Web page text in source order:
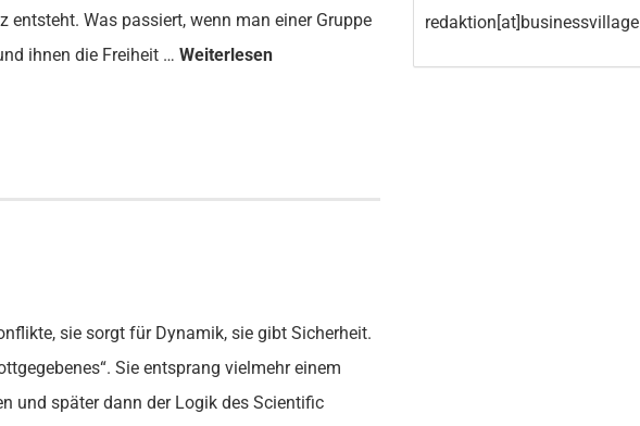
entsteht. Was passiert, wenn man einer Gruppe
ihnen die Freiheit … Weiterlesen
sie sorgt für Dynamik, sie gibt Sicherheit.
Sie entsprang vielmehr einem
und später dann der Logik des Scientific